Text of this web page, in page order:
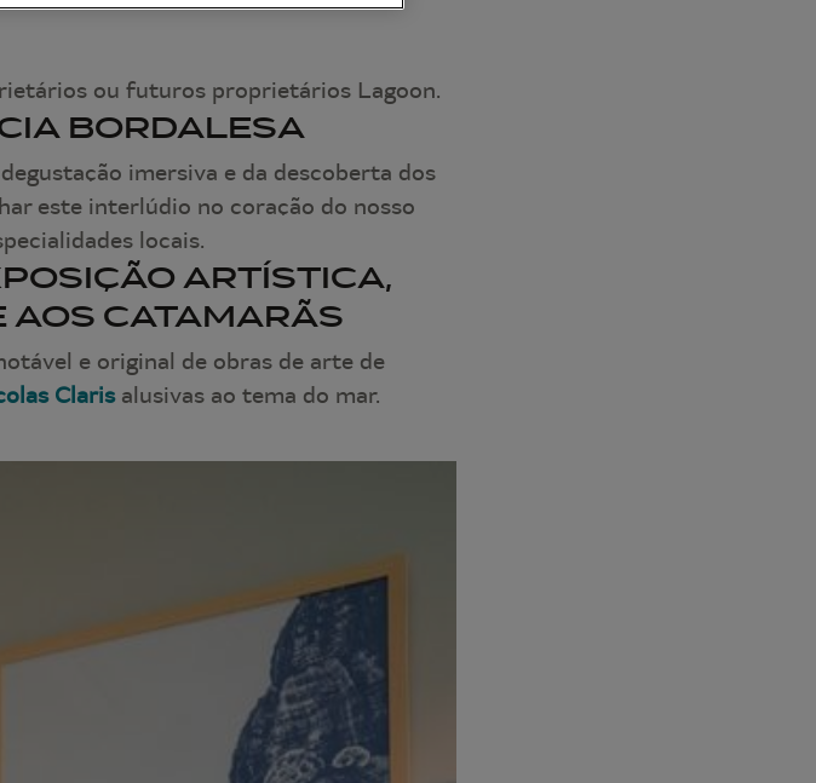
ou futuros proprietários Lagoon.
BORDALESA
imersiva e da descoberta dos
este interlúdio no coração do nosso
locais.
ARTÍSTICA,
AOS CATAMARÃS
e original de obras de arte de
Clarisalusivas ao tema do mar.